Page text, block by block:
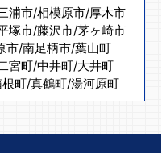
浦市/相模原市/厚木市
塚市/藤沢市/茅ヶ崎市
市/南足柄市/葉山町
宮町/中井町/大井町
町/真鶴町/湯河原町